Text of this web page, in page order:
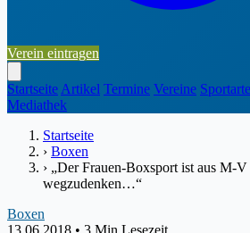
Verein eintragen
Startseite Artikel Termine Vereine
Mediathek
Startseite
› Boxen
› „Der Frauen-Boxsport ist aus M-
wegzudenken…“
Boxen
13.06.2018 • 3 Min Lesezeit